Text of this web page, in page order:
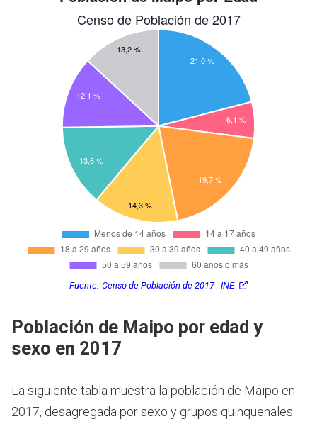
Fuente: Censo de Población de 2017 - INE
Población de Maipo por edad y
sexo en 2017
La siguiente tabla muestra la población de Maipo en
2017, desagregada por sexo y grupos quinquenales